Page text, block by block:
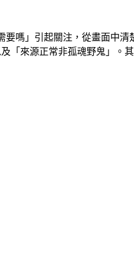
要嗎」引起關注，從畫面中
「來源正常非孤魂野鬼」。